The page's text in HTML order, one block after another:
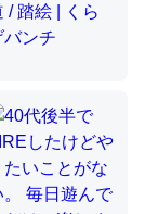
た。調べたら